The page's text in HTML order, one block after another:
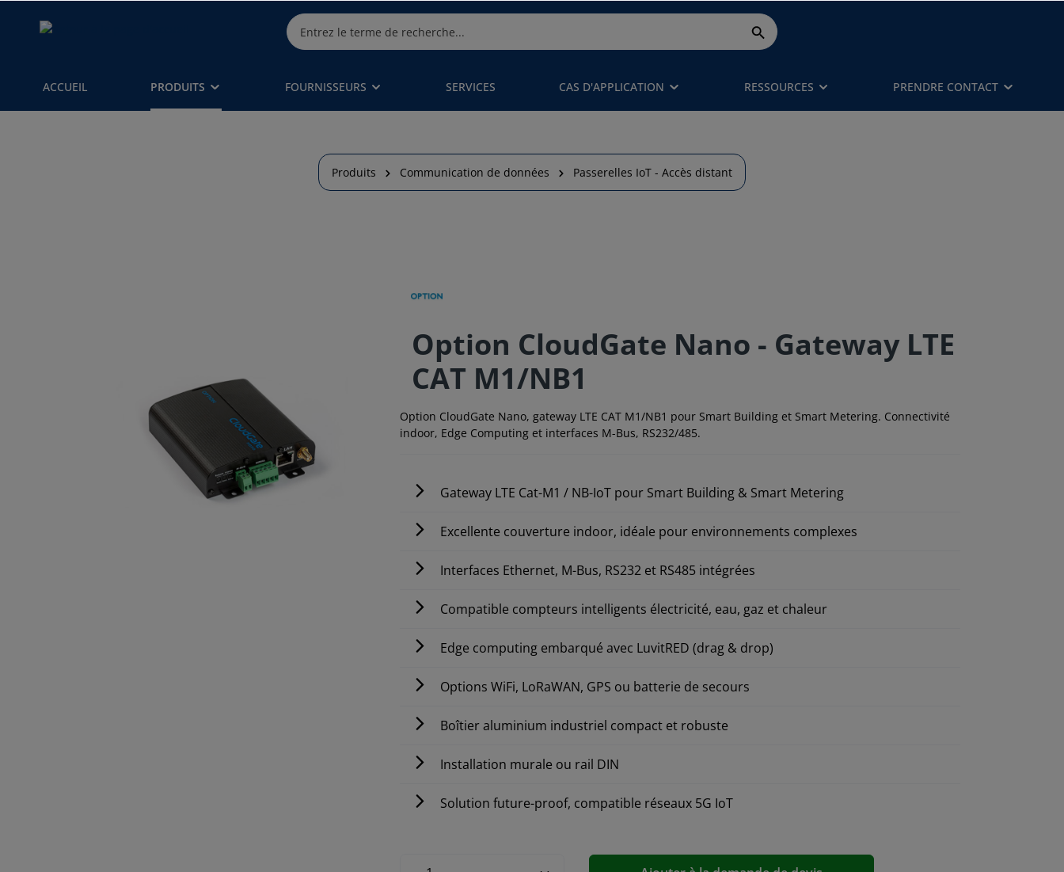
ACCUEIL PRODUITS FOURNISSEURS SERVICES CAS D'APPLICATION RESSOURCES PRENDRE CONTACT
Produits Communication de données Passerelles IoT - Accès distant
Option CloudGate Nano - Gateway LTE
CAT M1/NB1
Option CloudGate Nano, gateway LTE CAT M1/NB1 pour Smart Building et Smart Metering. Connectivité
indoor, Edge Computing et interfaces M-Bus, RS232/485.
Gateway LTE Cat-M1 / NB-IoT pour Smart Building & Smart Metering
Excellente couverture indoor, idéale pour environnements complexes
Interfaces Ethernet, M-Bus, RS232 et RS485 intégrées
Compatible compteurs intelligents électricité, eau, gaz et chaleur
Edge computing embarqué avec LuvitRED (drag & drop)
Options WiFi, LoRaWAN, GPS ou batterie de secours
Boîtier aluminium industriel compact et robuste
Installation murale ou rail DIN
Solution future-proof, compatible réseaux 5G IoT